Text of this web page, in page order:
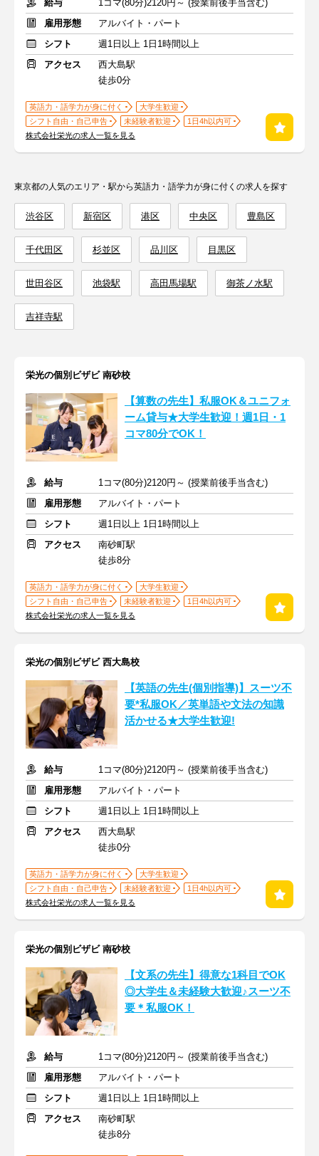
給与
1コマ(80分)2120円～ (授業前後手当含む)
雇用形態
アルバイト・パート
シフト
週1日以上 1日1時間以上
アクセス
西大島駅
徒歩0分
英語力・語学力が身に付く
大学生歓迎
シフト自由・自己申告
未経験者歓迎
1日4h以内可
株式会社栄光の求人一覧を見る
東京都の人気のエリア・駅から英語力・語学力が身に付くの求人を探す
渋谷区 新宿区 港区 中央区 豊島区
千代田区 杉並区 品川区 目黒区
世田谷区 池袋駅 高田馬場駅 御茶ノ水駅
吉祥寺駅
栄光の個別ビザビ 南砂校
【算数の先生】私服OK＆ユニフォ
ーム貸与★大学生歓迎！週1日・1
コマ80分でOK！
給与
1コマ(80分)2120円～ (授業前後手当含む)
雇用形態
アルバイト・パート
シフト
週1日以上 1日1時間以上
アクセス
南砂町駅
徒歩8分
英語力・語学力が身に付く
大学生歓迎
シフト自由・自己申告
未経験者歓迎
1日4h以内可
株式会社栄光の求人一覧を見る
栄光の個別ビザビ 西大島校
【英語の先生(個別指導)】スーツ不
要*私服OK／英単語や文法の知識
活かせる★大学生歓迎!
給与
1コマ(80分)2120円～ (授業前後手当含む)
雇用形態
アルバイト・パート
シフト
週1日以上 1日1時間以上
アクセス
西大島駅
徒歩0分
英語力・語学力が身に付く
大学生歓迎
シフト自由・自己申告
未経験者歓迎
1日4h以内可
株式会社栄光の求人一覧を見る
栄光の個別ビザビ 南砂校
【文系の先生】得意な1科目でOK
◎大学生＆未経験大歓迎♪スーツ不
要＊私服OK！
給与
1コマ(80分)2120円～ (授業前後手当含む)
雇用形態
アルバイト・パート
シフト
週1日以上 1日1時間以上
アクセス
南砂町駅
徒歩8分